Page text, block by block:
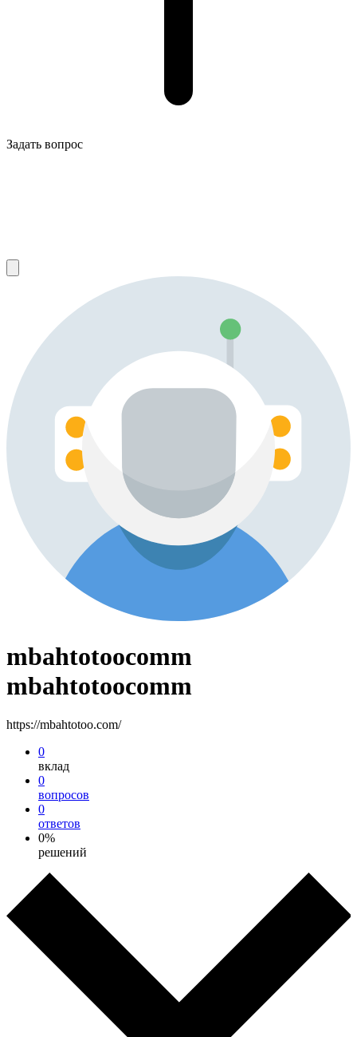
Задать вопрос
mbahtotoocomm
mbahtotoocomm
https://mbahtotoo.com/
0
вклад
0
вопросов
0
ответов
0%
решений